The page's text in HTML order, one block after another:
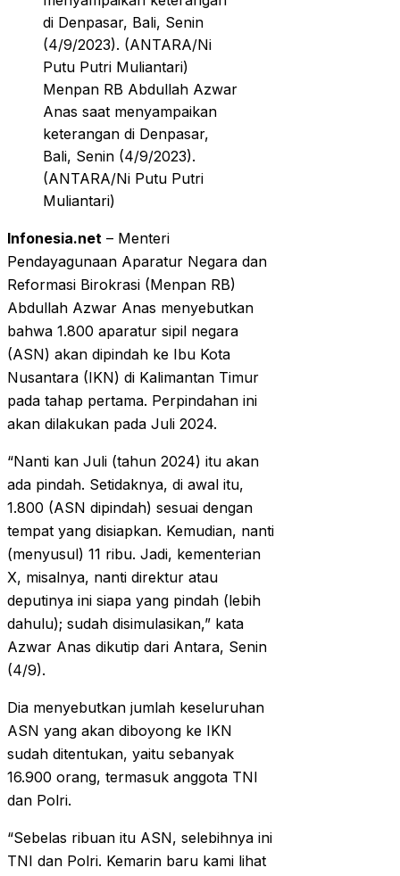
Menpan RB Abdullah Azwar
Anas saat menyampaikan
keterangan di Denpasar,
Bali, Senin (4/9/2023).
(ANTARA/Ni Putu Putri
Muliantari)
Infonesia.net – Menteri
Pendayagunaan Aparatur Negara dan
Reformasi Birokrasi (Menpan RB)
Abdullah Azwar Anas menyebutkan
bahwa 1.800 aparatur sipil negara
(ASN) akan dipindah ke Ibu Kota
Nusantara (IKN) di Kalimantan Timur
pada tahap pertama. Perpindahan ini
akan dilakukan pada Juli 2024.
“Nanti kan Juli (tahun 2024) itu akan
ada pindah. Setidaknya, di awal itu,
1.800 (ASN dipindah) sesuai dengan
tempat yang disiapkan. Kemudian, nanti
(menyusul) 11 ribu. Jadi, kementerian
X, misalnya, nanti direktur atau
deputinya ini siapa yang pindah (lebih
dahulu); sudah disimulasikan,” kata
Azwar Anas dikutip dari Antara, Senin
(4/9).
Dia menyebutkan jumlah keseluruhan
ASN yang akan diboyong ke IKN
sudah ditentukan, yaitu sebanyak
16.900 orang, termasuk anggota TNI
dan Polri.
“Sebelas ribuan itu ASN, selebihnya ini
TNI dan Polri. Kemarin baru kami lihat